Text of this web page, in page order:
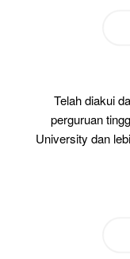
Telah diakui
perguruan
University dan